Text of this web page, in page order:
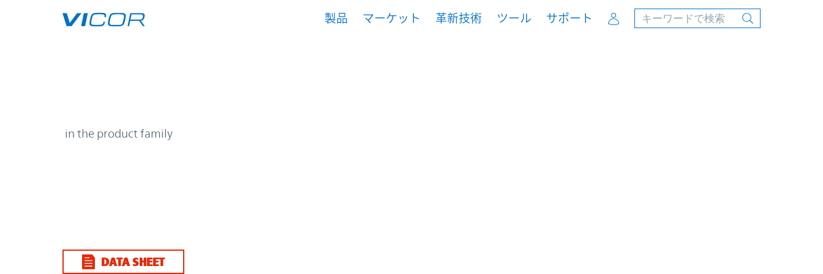
製品 マーケット 革新技術 ツール サポート Account
in the product family
DATA SHEET